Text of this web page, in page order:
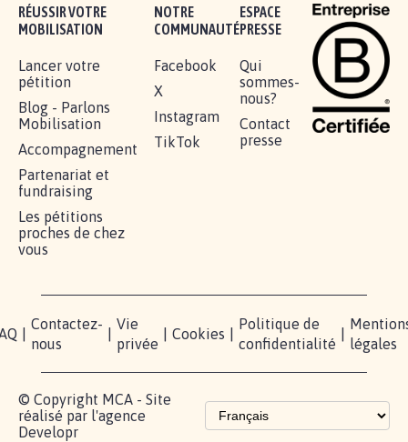
Je signe
RÉUSSIR VOTRE
MOBILISATION
Lancer votre
pétition
Mobilisation
Accompagnement
Partenariat et
proches de chez
vous
Contact